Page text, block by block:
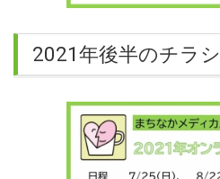
2021年後半のチラシ